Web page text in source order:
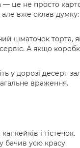
— це не просто
але вже склав
шматочок торта,
А якщо
у дорозі десерт
враження.
і тістечок.
бачив усю красу.